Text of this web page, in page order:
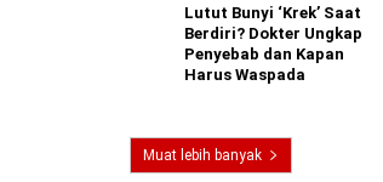
Lutut Bunyi ‘Krek’ Saat
Berdiri? Dokter Ungkap
Penyebab dan Kapan
Harus Waspada
Muat lebih banyak